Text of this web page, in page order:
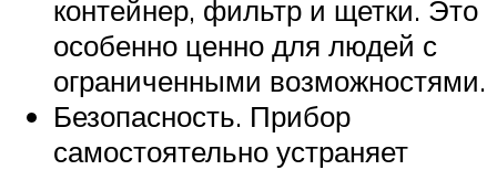
контейнер, фильтр и щетки. Это
особенно ценно для людей с
ограниченными возможностями.
Безопасность. Прибор
самостоятельно устраняет